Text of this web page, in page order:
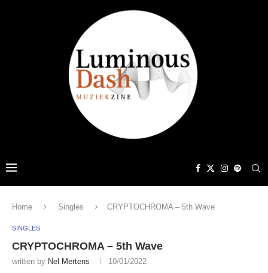
Home Singles CRYPTOCHROMA – 5th Wave
SINGLES
CRYPTOCHROMA – 5th Wave
written by Nel Mertens 10/01/2022